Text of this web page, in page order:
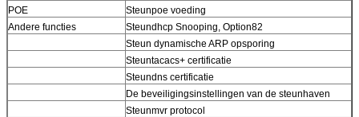
POE
Steunpoe voeding
Andere functies
Steundhcp Snooping, Option82
Steun dynamische ARP opsporing
Steuntacacs+ certificatie
Steundns certificatie
De beveiligingsinstellingen van de steunhaven
Steunmvr protocol